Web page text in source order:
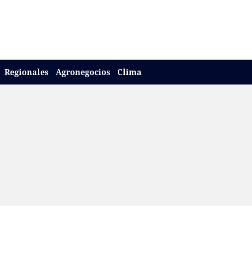
Regionales Agronegocios Clima